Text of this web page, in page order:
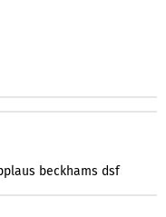
beckhams dsf